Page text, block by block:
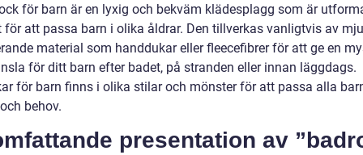
för barn är en lyxig och bekväm klädesplagg som är
för att passa barn i olika åldrar. Den tillverkas vanligtvis av
material som handdukar eller fleecefibrer för att ge en
för ditt barn efter badet, på stranden eller innan läggdags.
för barn finns i olika stilar och mönster för att passa alla
behov.
presentation av